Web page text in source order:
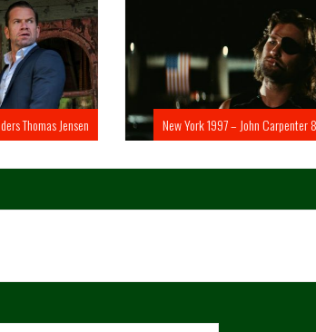
Jensen New York 1997 – John Carpenter 8/8